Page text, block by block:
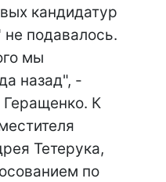
кандидатур
подавалось.
мы
назад", -
Геращенко. К
Тетерука,
по